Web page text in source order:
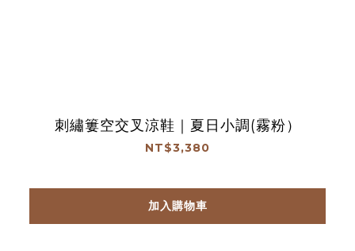
刺繡簍空交叉涼鞋｜夏日小調(霧粉）
NT$3,380
加入購物車